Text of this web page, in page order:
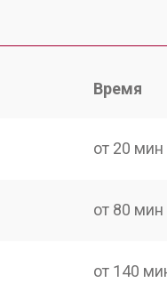
Время
от 20 мин
от 80 мин
от 140